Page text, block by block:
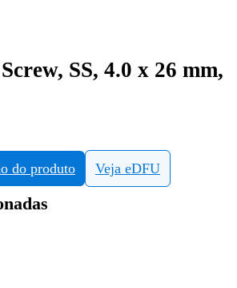
SS, 4.0 x 26 mm,
do produto Veja eDFU